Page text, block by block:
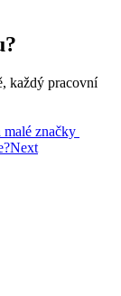
každý pracovní
značky
Next